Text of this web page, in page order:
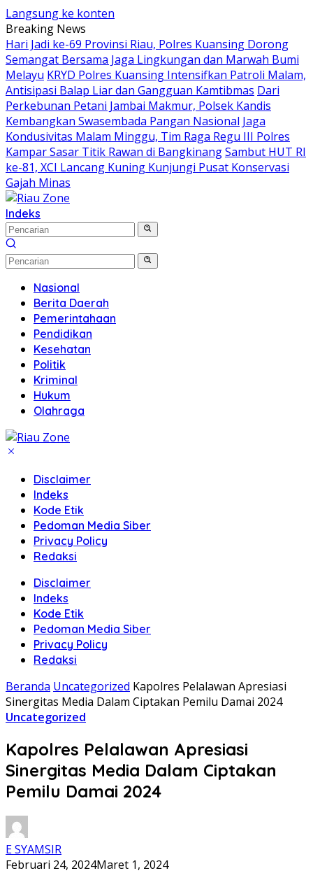
Langsung ke konten
Breaking News
Hari Jadi ke-69 Provinsi Riau, Polres Kuansing Dorong
Semangat Bersama Jaga Lingkungan dan Marwah Bumi
Melayu KRYD Polres Kuansing Intensifkan Patroli Malam,
Antisipasi Balap Liar dan Gangguan Kamtibmas Dari
Perkebunan Petani Jambai Makmur, Polsek Kandis
Kembangkan Swasembada Pangan Nasional Jaga
Kondusivitas Malam Minggu, Tim Raga Regu III Polres
Kampar Sasar Titik Rawan di BangkinangSambut HUT RI
ke-81, XCI Lancang Kuning Kunjungi Pusat Konservasi
Gajah Minas
Indeks
Nasional
Berita Daerah
Pemerintahaan
Pendidikan
Kesehatan
Politik
Kriminal
Hukum
Olahraga
Disclaimer
Indeks
Kode Etik
Pedoman Media Siber
Privacy Policy
Redaksi
Disclaimer
Indeks
Kode Etik
Pedoman Media Siber
Privacy Policy
Redaksi
Beranda Uncategorized Kapolres Pelalawan Apresiasi
Sinergitas Media Dalam Ciptakan Pemilu Damai 2024
Uncategorized
Kapolres Pelalawan Apresiasi
Sinergitas Media Dalam Ciptakan
Pemilu Damai 2024
E SYAMSIR
Februari 24, 2024Maret 1, 2024